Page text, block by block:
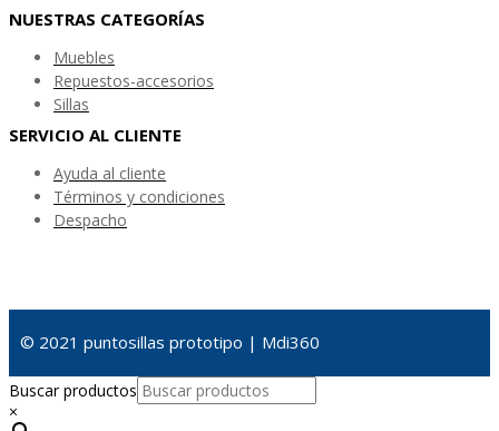
NUESTRAS CATEGORÍAS
Muebles
Repuestos-accesorios
Sillas
SERVICIO AL CLIENTE
Ayuda al cliente
Términos y condiciones
Despacho
© 2021 puntosillas prototipo | Mdi360
Buscar productos
×